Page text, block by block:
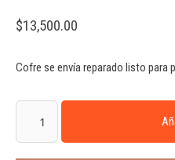
$13,500.00
Cofre se envía reparado listo para